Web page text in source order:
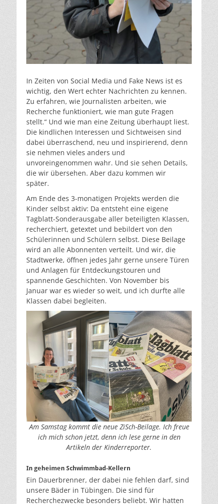
In Zeiten von Social Media und Fake News ist es
wichtig, den Wert echter Nachrichten zu kennen.
Zu erfahren, wie Journalisten arbeiten, wie
Recherche funktioniert, wie man gute Fragen
stellt.“ Und wie man eine Zeitung überhaupt liest.
Die kindlichen Interessen und Sichtweisen sind
dabei überraschend, neu und inspirierend, denn
sie nehmen vieles anders und
unvoreingenommen wahr. Und sie sehen Details,
die wir übersehen. Aber dazu kommen wir
später.
Am Ende des 3-monatigen Projekts werden die
Kinder selbst aktiv: Da entsteht eine eigene
Tagblatt-Sonderausgabe aller beteiligten Klassen,
recherchiert, getextet und bebildert von den
Schülerinnen und Schülern selbst. Diese Beilage
wird an alle Abonnenten verteilt. Und wir, die
Stadtwerke, öffnen jedes Jahr gerne unsere Türen
und Anlagen für Entdeckungstouren und
spannende Geschichten. Von November bis
Januar war es wieder so weit, und ich durfte alle
Klassen dabei begleiten.
Am Samstag kommt die neue ZiSch-Beilage. Ich freue
ich mich schon jetzt, denn ich lese gerne in den
Artikeln der Kinderreporter.
In geheimen Schwimmbad-Kellern
Ein Dauerbrenner, der dabei nie fehlen darf, sind
unsere Bäder in Tübingen. Die sind für
Recherchezwecke besonders beliebt. Wir hatten